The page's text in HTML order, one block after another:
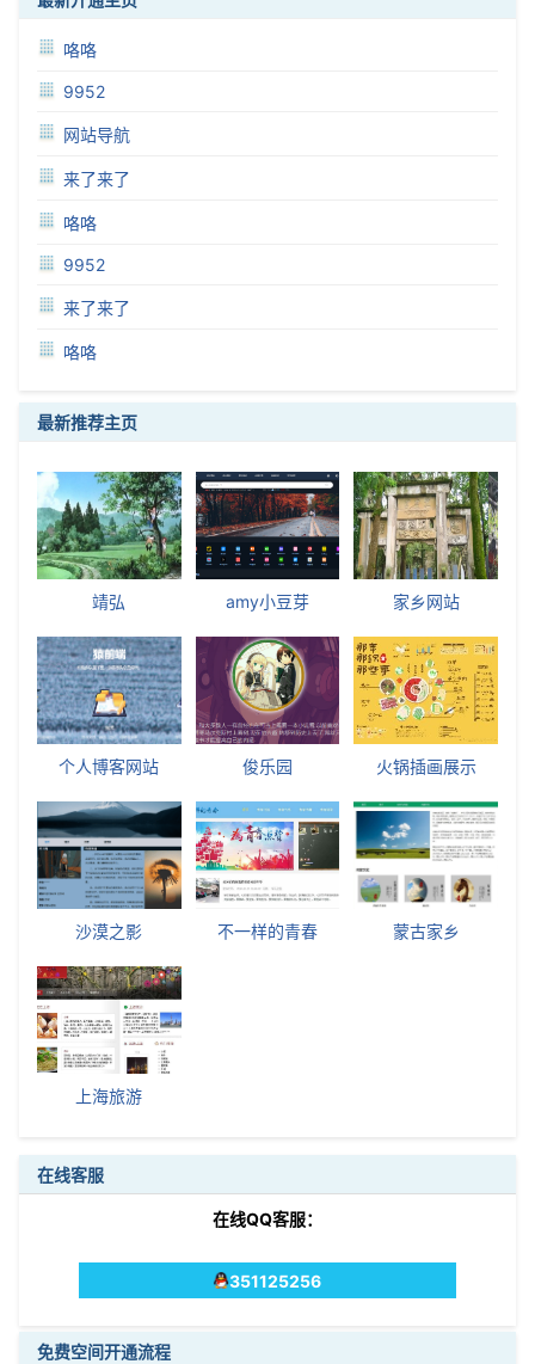
咯咯
9952
网站导航
来了来了
咯咯
9952
来了来了
咯咯
最新推荐主页
靖弘 amy小豆芽 家乡网站
个人博客网站 俊乐园 火锅插画展示
沙漠之影 不一样的青春 蒙古家乡
上海旅游
在线客服
在线QQ客服：
351125256
免费空间开通流程